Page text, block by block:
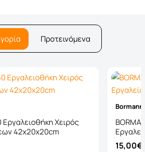
Προτεινόμενα
Εργαλειοθήκη Χειρός
42x20x20cm
Bormann
15,00€